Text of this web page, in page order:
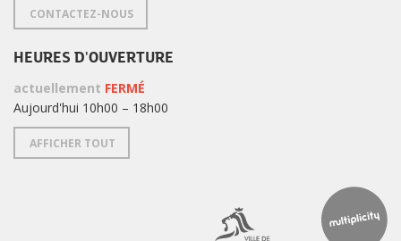
CONTACTEZ-NOUS
HEURES D'OUVERTURE
actuellement FERMÉ
Aujourd'hui 10h00 – 18h00
AFFICHER TOUT